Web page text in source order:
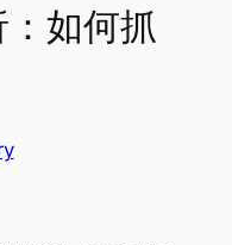
如何抓